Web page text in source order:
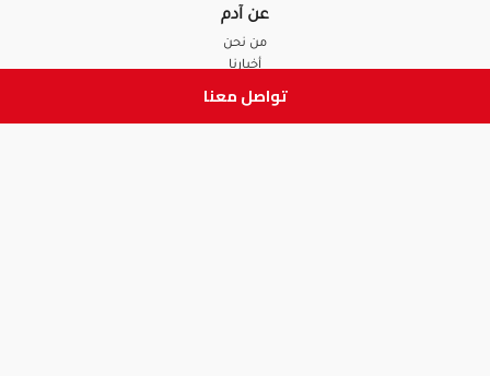
تواصل معنا
عن آدم
من نحن
أخبارنا
الأسئلة الشائعة
تواصل معنا